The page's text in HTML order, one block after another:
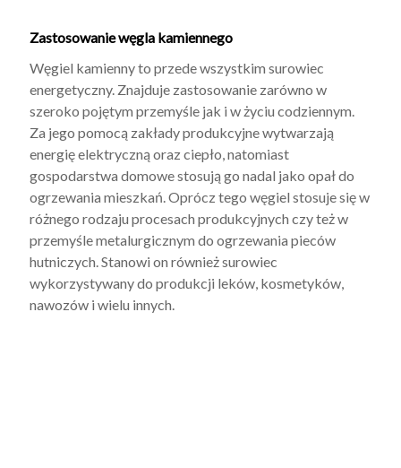
Zastosowanie węgla kamiennego
Węgiel kamienny to przede wszystkim surowiec
energetyczny. Znajduje zastosowanie zarówno w
szeroko pojętym przemyśle jak i w życiu codziennym.
Za jego pomocą zakłady produkcyjne wytwarzają
energię elektryczną oraz ciepło, natomiast
gospodarstwa domowe stosują go nadal jako opał do
ogrzewania mieszkań. Oprócz tego węgiel stosuje się w
różnego rodzaju procesach produkcyjnych czy też w
przemyśle metalurgicznym do ogrzewania pieców
hutniczych. Stanowi on również surowiec
wykorzystywany do produkcji leków, kosmetyków,
nawozów i wielu innych.